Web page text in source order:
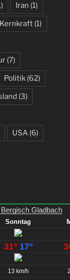
Iran (1)
Kernkraft (1)
(7)
Politik (62)
(3)
USA (6)
Gladbach
Sonntag
31° 17°
13 km/h